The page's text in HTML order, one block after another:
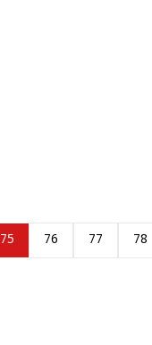
75 76 77 78